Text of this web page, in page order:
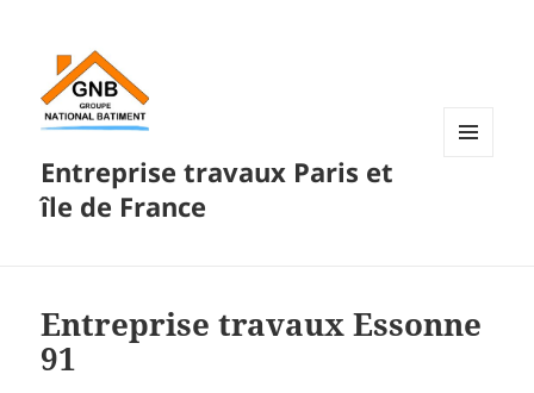
Entreprise travaux Paris et
île de France
Entreprise travaux Essonne
91